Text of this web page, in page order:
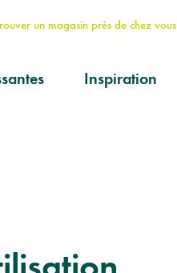
un magasin près de chez vous
Inspiration